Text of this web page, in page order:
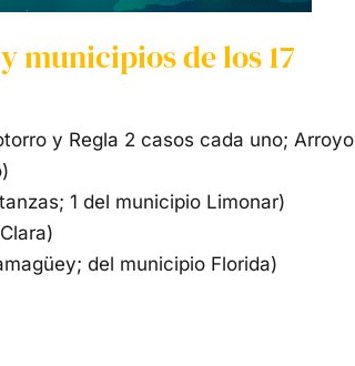
municipios de los 17
y Regla 2 casos cada uno; Arroyo
1 del municipio Limonar)
del municipio Florida)